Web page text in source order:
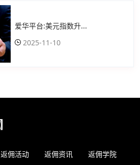
爱华平台:美元指数升...
2025-11-10
返佣活动 返佣资讯 返佣学院